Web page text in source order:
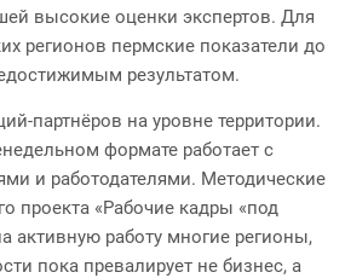
высокие оценки экспертов. Для
регионов пермские показатели до
результатом.
партнёров на уровне территории.
формате работает с
и работодателями. Методические
проекта «Рабочие кадры «под
активную работу многие регионы,
пока превалирует не бизнес, а